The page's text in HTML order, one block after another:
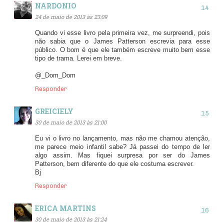
NARDONIO
24 de maio de 2013 às 23:09
Quando vi esse livro pela primeira vez, me surpreendi, pois
não sabia que o James Patterson escrevia para esse
público. O bom é que ele também escreve muito bem esse
tipo de trama. Lerei em breve.
@_Dom_Dom
Responder
GREICIELY
30 de maio de 2013 às 21:00
Eu vi o livro no lançamento, mas não me chamou atenção,
me parece meio infantil sabe? Já passei do tempo de ler
algo assim. Mas fiquei surpresa por ser do James
Patterson, bem diferente do que ele costuma escrever.
Bj
Responder
ERICA MARTINS
30 de maio de 2013 às 21:24